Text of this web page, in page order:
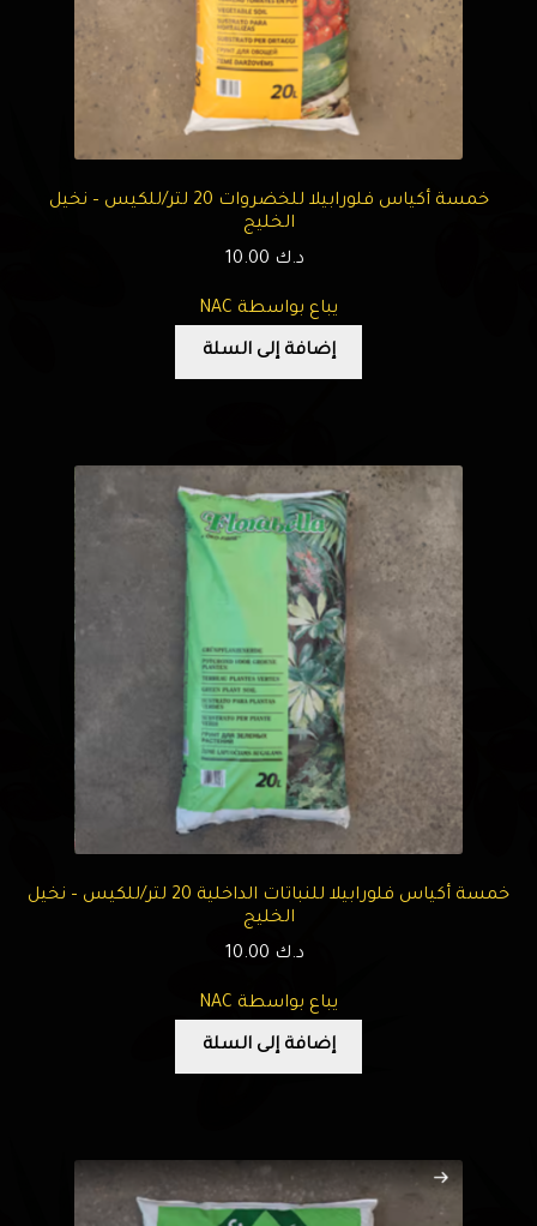
خمسة أكياس فلورابيلا للخضروات 20 لتر/للكيس – نخيل
الخليج
د.ك
يباع بواسطة NAC
إضافة إلى السلة
خمسة أكياس فلورابيلا للنباتات الداخلية 20 لتر/للكيس – نخيل
الخليج
د.ك
يباع بواسطة NAC
إضافة إلى السلة